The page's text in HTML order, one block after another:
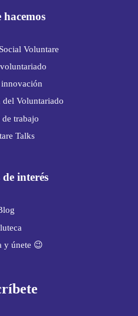
Voluntare
del Voluntariado
trabajo
Talks
de interés
y únete 😉